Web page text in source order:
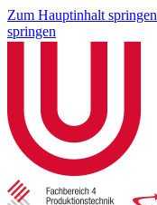
Zum Hauptinhalt springen
springen